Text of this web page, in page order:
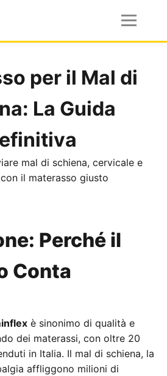
per il Mal di
La Guida
mal di schiena, cervicale e
il materasso giusto
Perché il
Conta
è sinonimo di qualità e
dei materassi, con oltre 20
in Italia. Il mal di schiena, la
affliggono milioni di